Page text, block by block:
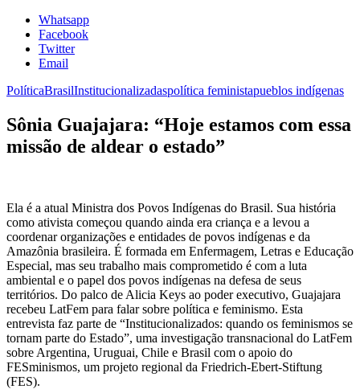
Whatsapp
Facebook
Twitter
Email
PolíticaBrasilInstitucionalizadaspolítica feministapueblos indígenas
Sônia Guajajara: “Hoje estamos com essa
missão de aldear o estado”
Ela é a atual Ministra dos Povos Indígenas do Brasil. Sua história
como ativista começou quando ainda era criança e a levou a
coordenar organizações e entidades de povos indígenas e da
Amazônia brasileira. É formada em Enfermagem, Letras e Educação
Especial, mas seu trabalho mais comprometido é com a luta
ambiental e o papel dos povos indígenas na defesa de seus
territórios. Do palco de Alicia Keys ao poder executivo, Guajajara
recebeu LatFem para falar sobre política e feminismo. Esta
entrevista faz parte de “Institucionalizados: quando os feminismos se
tornam parte do Estado”, uma investigação transnacional do LatFem
sobre Argentina, Uruguai, Chile e Brasil com o apoio do
FESminismos, um projeto regional da Friedrich-Ebert-Stiftung
(FES).